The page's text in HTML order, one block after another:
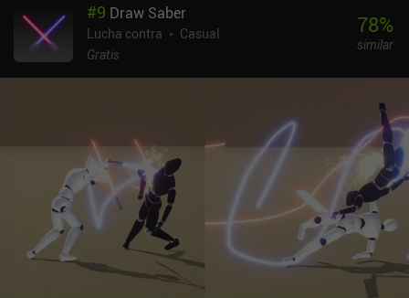
en lugar de machacar rápidamente los botones y ejecutar
repetidamente los mismos combos. De hecho, el juego fomenta el
uso de una gran variedad de movimientos introduciendo un
sonoras increíbles y bonitos efectos visuales y sonoros. Aunque
sólo vemos siluetas de los personajes, sus movimientos basados
en la física son fluidos y realistas. Además, cada golpe se conecta
correctamente y cae con fuerza, haciendo que lo que vemos y
experimentamos en la pantalla sea muy creíble.A diferencia de su
homólogo free-to-play, Shadow Fight 2: Special Edition es un
juego premium de 4,99 $. No tiene un sistema de energía y es
mucho más generoso a la hora de recompensar a los jugadores
con moneda del juego, lo que facilita la compra del costoso equipo
#9 Draw Saber
Lucha contra
Casual
Gratis
78%
similar